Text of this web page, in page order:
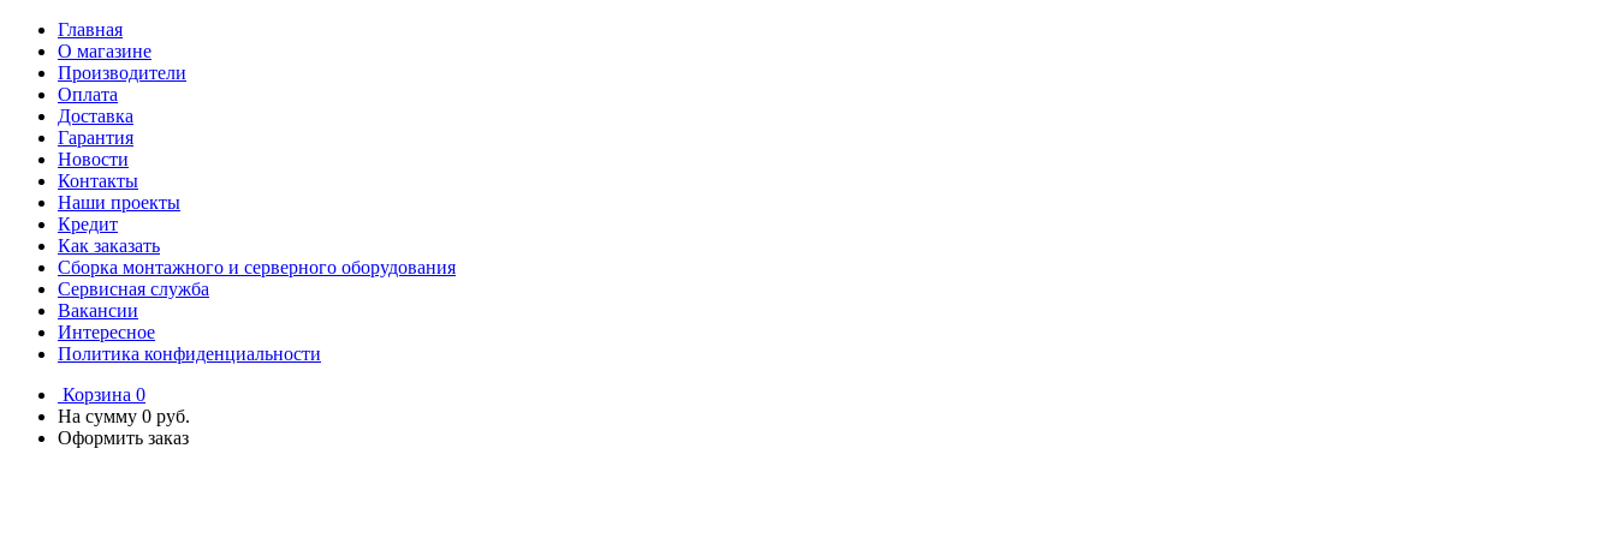
Главная
О магазине
Производители
Оплата
Доставка
Гарантия
Новости
Контакты
Наши проекты
Кредит
Как заказать
Сборка монтажного и серверного оборудования
Сервисная служба
Вакансии
Интересное
Политика конфиденциальности
Корзина 0
На сумму 0 руб.
Оформить заказ